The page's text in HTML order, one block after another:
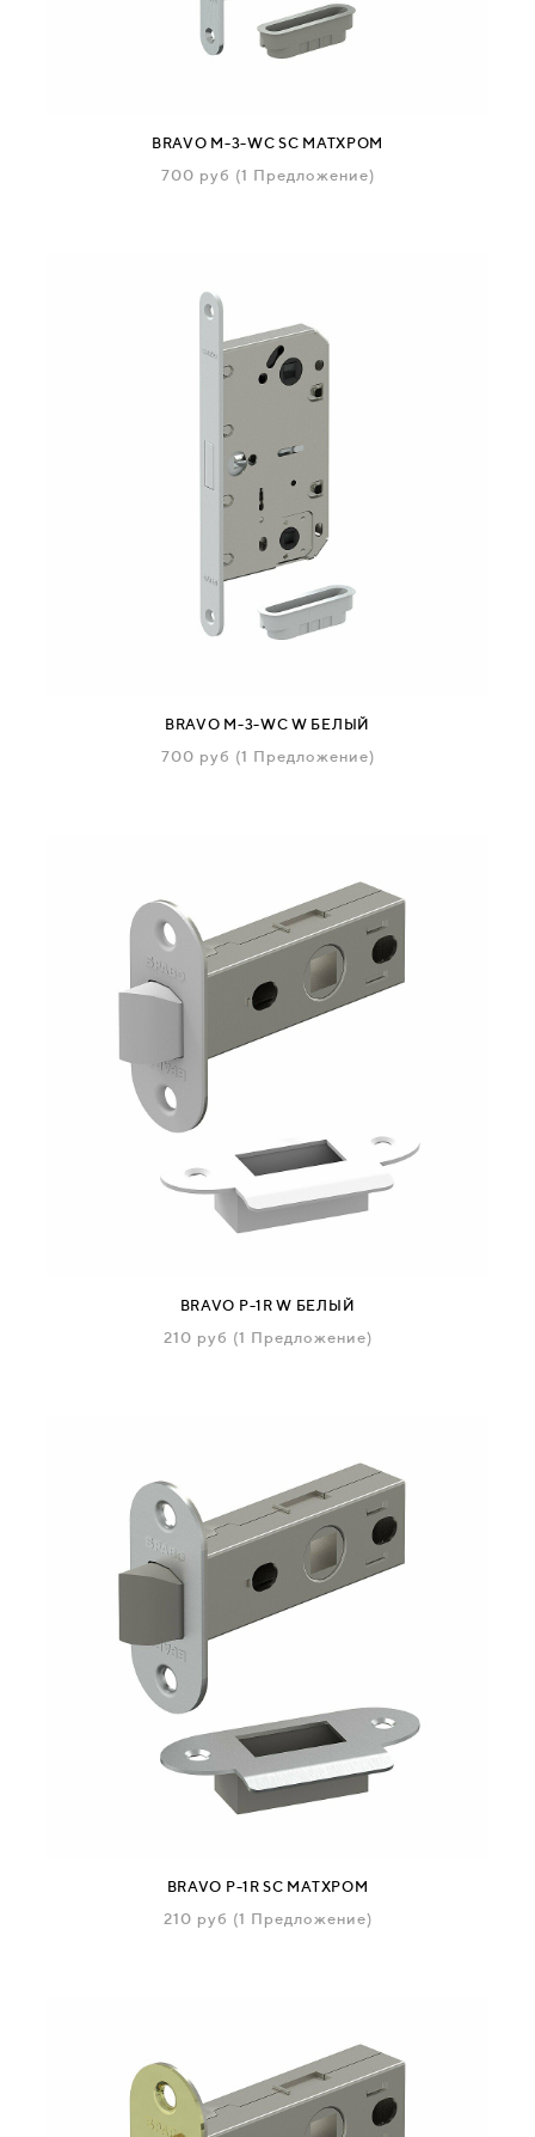
BRAVO M-3-WC SC МАТХРОМ
700 руб (1 Предложение)
BRAVO M-3-WC W БЕЛЫЙ
700 руб (1 Предложение)
BRAVO P-1R W БЕЛЫЙ
210 руб (1 Предложение)
BRAVO P-1R SC МАТХРОМ
210 руб (1 Предложение)